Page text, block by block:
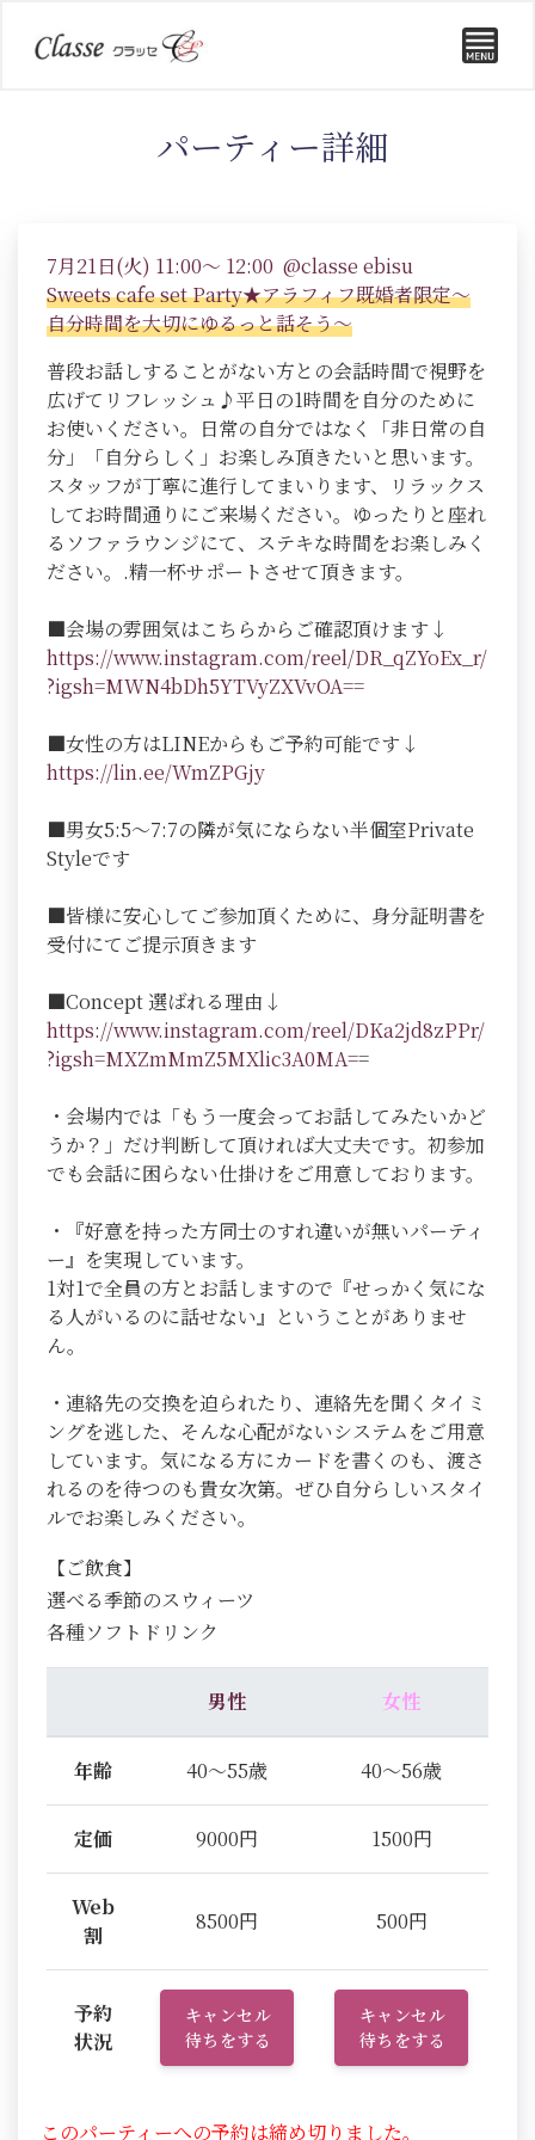
パーティー詳細
7月21日(火) 11:00～ 12:00 @classe ebisu
Sweets cafe set Party★アラフィフ既婚者限定～
自分時間を大切にゆるっと話そう～
普段お話しすることがない方との会話時間で視野を
広げてリフレッシュ♪平日の1時間を自分のために
お使いください。日常の自分ではなく「非日常の自
分」「自分らしく」お楽しみ頂きたいと思います。
スタッフが丁寧に進行してまいります、リラックス
してお時間通りにご来場ください。ゆったりと座れ
るソファラウンジにて、ステキな時間をお楽しみく
ださい。.精一杯サポートさせて頂きます。
■会場の雰囲気はこちらからご確認頂けます↓
https://www.instagram.com/reel/DR_qZYoEx_r/
?igsh=MWN4bDh5YTVyZXVvOA==
■女性の方はLINEからもご予約可能です↓
https://lin.ee/WmZPGjy
■男女5:5～7:7の隣が気にならない半個室Private
Styleです
■皆様に安心してご参加頂くために、身分証明書を
受付にてご提示頂きます
■Concept 選ばれる理由↓
https://www.instagram.com/reel/DKa2jd8zPPr/
?igsh=MXZmMmZ5MXlic3A0MA==
・会場内では「もう一度会ってお話してみたいかど
うか？」だけ判断して頂ければ大丈夫です。初参加
でも会話に困らない仕掛けをご用意しております。
・『好意を持った方同士のすれ違いが無いパーティ
ー』を実現しています。
1対1で全員の方とお話しますので『せっかく気にな
る人がいるのに話せない』ということがありませ
ん。
・連絡先の交換を迫られたり、連絡先を聞くタイミ
ングを逃した、そんな心配がないシステムをご用意
しています。気になる方にカードを書くのも、渡さ
れるのを待つのも貴女次第。ぜひ自分らしいスタイ
ルでお楽しみください。
【ご飲食】
選べる季節のスウィーツ
各種ソフトドリンク
男性 女性
年齢 40～55歳 40～56歳
定価 9000円 1500円
Web
割
8500円 500円
予約
状況
キャンセル
待ちをする
キャンセル
待ちをする
このパーティーへの予約は締め切りました。